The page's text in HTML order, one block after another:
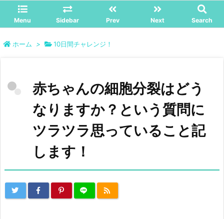
Menu Sidebar Prev Next Search
ホーム > 10日間チャレンジ！
赤ちゃんの細胞分裂はどう
なりますか？という質問に
ツラツラ思っていること記
します！